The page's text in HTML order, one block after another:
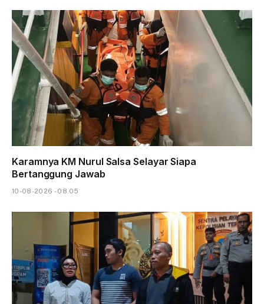
Karamnya KM Nurul Salsa Selayar Siapa
Bertanggung Jawab
10-08-2026 - 08.05